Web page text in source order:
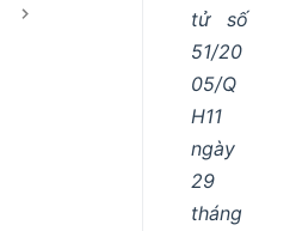
tử số
51/20
05/Q
H11
ngày
29
tháng